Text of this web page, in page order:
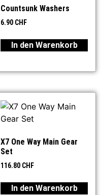
Countsunk Washers
6.90 CHF
In den Warenkorb
X7 One Way Main Gear
Set
116.80 CHF
In den Warenkorb